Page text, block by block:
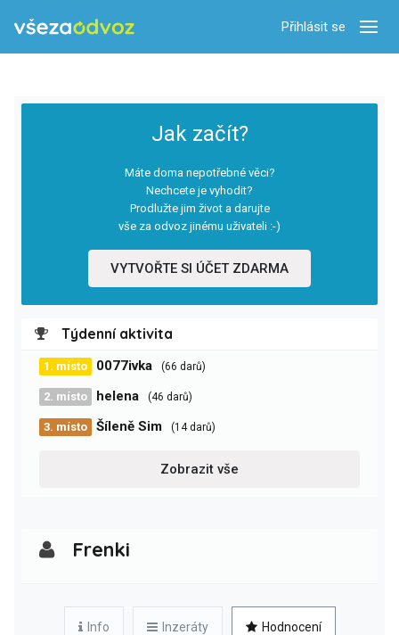
Přihlásit se
Jak začít?
Máte doma nepotřebné věci?
Nechcete je vyhodit?
Prodlužte jim život a darujte
vše za odvoz jinému uživateli :-)
VYTVOŘTE SI ÚČET ZDARMA
Týdenní aktivita
1. místo 0077ivka (66 darů)
2. místo helena (46 darů)
3. místo Šíleně Sim (14 darů)
Zobrazit vše
Frenki
Info Inzeráty Hodnocení